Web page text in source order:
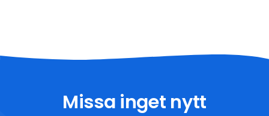
Missa inget nytt